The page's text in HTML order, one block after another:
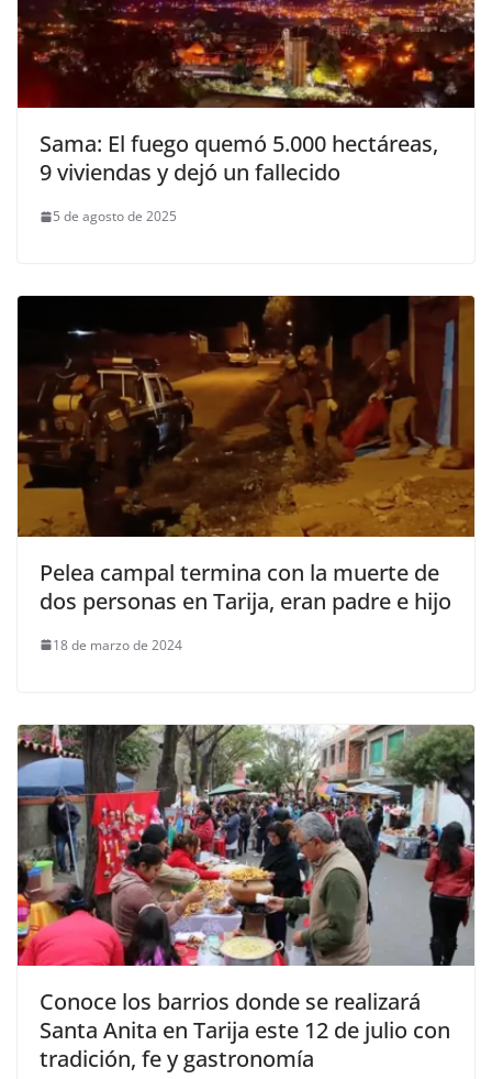
Sama: El fuego quemó 5.000 hectáreas,
9 viviendas y dejó un fallecido
5 de agosto de 2025
Pelea campal termina con la muerte de
dos personas en Tarija, eran padre e hijo
18 de marzo de 2024
Conoce los barrios donde se realizará
Santa Anita en Tarija este 12 de julio con
tradición, fe y gastronomía